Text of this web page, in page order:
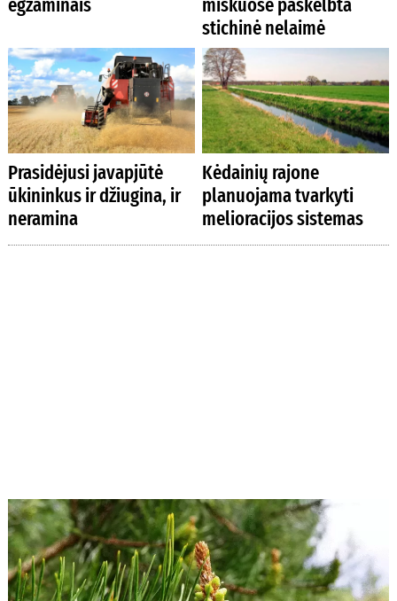
egzaminais
miškuose paskelbta
stichinė nelaimė
Prasidėjusi javapjūtė
ūkininkus ir džiugina, ir
neramina
Kėdainių rajone
planuojama tvarkyti
melioracijos sistemas